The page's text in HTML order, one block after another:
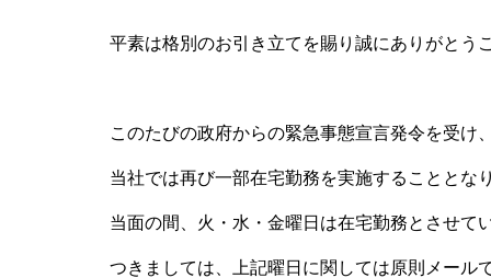
平素は格別のお引き立てを賜り誠にありがとう
このたびの政府からの緊急事態宣言発令を受け
当社では再び一部在宅勤務を実施することとな
当面の間、火・水・金曜日は在宅勤務とさせて
つきましては、上記曜日に関しては原則メール